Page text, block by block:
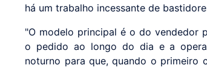
há um trabalho incessante de
"O modelo principal é o do vendedor
o pedido ao longo do dia e a
noturno para que, quando o primeiro